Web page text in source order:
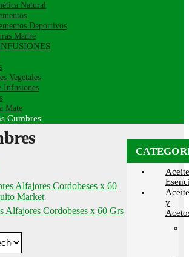
Natural
Deportivos
Madre
Vegetales
Infusiones
Mate
Cumbres
Alfajores Cordobeses x 60 Grs
y